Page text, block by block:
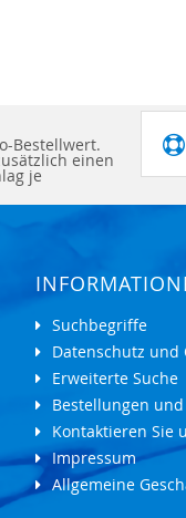
Bestellwert.
einen
je
Suchbegriffe
Datenschutz und
Erweiterte Suche
Bestellungen
Kontaktieren Sie
Impressum
Allgemeine